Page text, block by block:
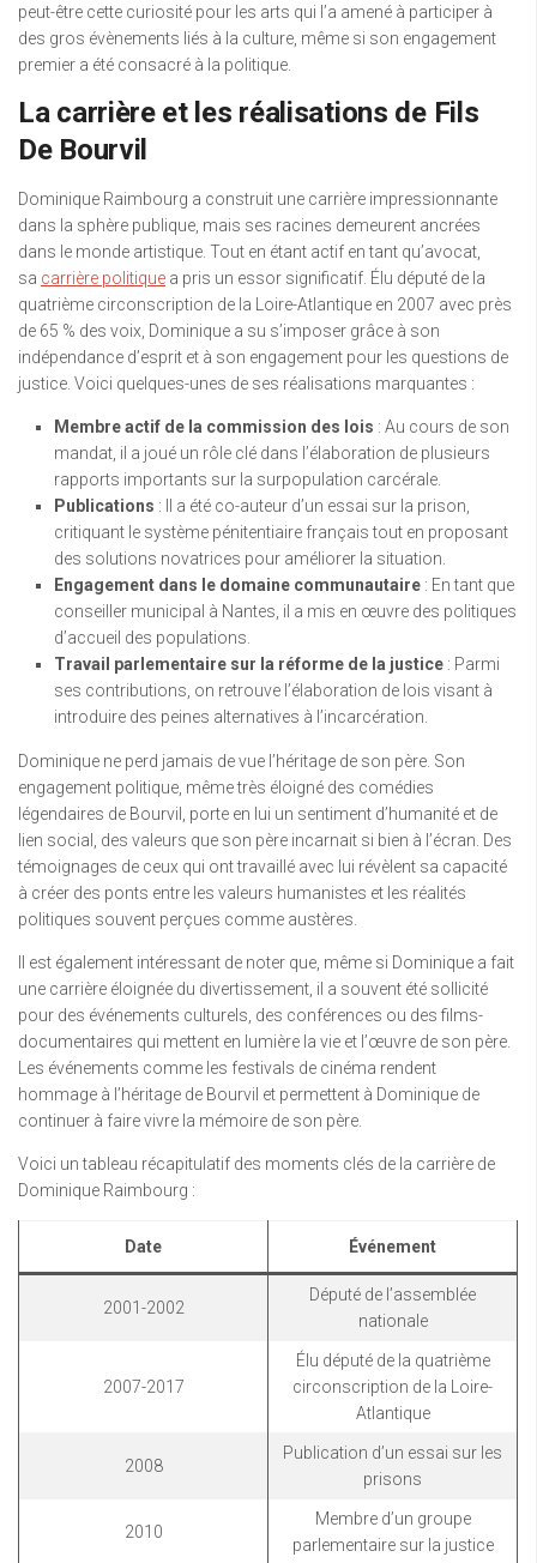
peut-être cette curiosité pour les arts qui l’a amené à participer à
des gros évènements liés à la culture, même si son engagement
premier a été consacré à la politique.
La carrière et les réalisations de Fils
De Bourvil
Dominique Raimbourg a construit une carrière impressionnante
dans la sphère publique, mais ses racines demeurent ancrées
dans le monde artistique. Tout en étant actif en tant qu’avocat,
sa carrière politique a pris un essor significatif. Élu député de la
quatrième circonscription de la Loire-Atlantique en 2007 avec près
de 65 % des voix, Dominique a su s’imposer grâce à son
indépendance d’esprit et à son engagement pour les questions de
justice. Voici quelques-unes de ses réalisations marquantes :
Membre actif de la commission des lois : Au cours de son
mandat, il a joué un rôle clé dans l’élaboration de plusieurs
rapports importants sur la surpopulation carcérale.
Publications : Il a été co-auteur d’un essai sur la prison,
critiquant le système pénitentiaire français tout en proposant
des solutions novatrices pour améliorer la situation.
Engagement dans le domaine communautaire : En tant que
conseiller municipal à Nantes, il a mis en œuvre des politiques
d’accueil des populations.
Travail parlementaire sur la réforme de la justice : Parmi
ses contributions, on retrouve l’élaboration de lois visant à
introduire des peines alternatives à l’incarcération.
Dominique ne perd jamais de vue l’héritage de son père. Son
engagement politique, même très éloigné des comédies
légendaires de Bourvil, porte en lui un sentiment d’humanité et de
lien social, des valeurs que son père incarnait si bien à l’écran. Des
témoignages de ceux qui ont travaillé avec lui révèlent sa capacité
à créer des ponts entre les valeurs humanistes et les réalités
politiques souvent perçues comme austères.
Il est également intéressant de noter que, même si Dominique a fait
une carrière éloignée du divertissement, il a souvent été sollicité
pour des événements culturels, des conférences ou des films-
documentaires qui mettent en lumière la vie et l’œuvre de son père.
Les événements comme les festivals de cinéma rendent
hommage à l’héritage de Bourvil et permettent à Dominique de
continuer à faire vivre la mémoire de son père.
Voici un tableau récapitulatif des moments clés de la carrière de
Dominique Raimbourg :
Date Événement
2001-2002
Député de l’assemblée
nationale
2007-2017
Élu député de la quatrième
circonscription de la Loire-
Atlantique
2008
Publication d’un essai sur les
prisons
2010
Membre d’un groupe
parlementaire sur la justice